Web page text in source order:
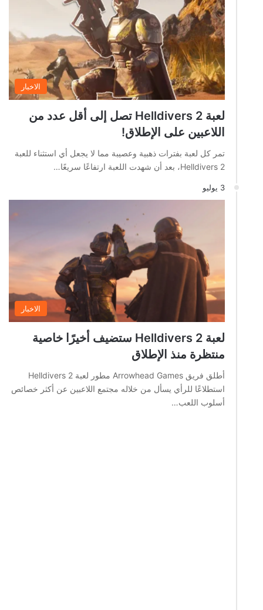
الاخبار
لعبة Helldivers 2 تصل إلى أقل عدد من
اللاعبين على الإطلاق!
تمر كل لعبة بفترات ذهبية وعصيبة مما لا يجعل أي استثناء للعبة
Helldivers 2، بعد أن شهدت اللعبة ارتفاعًا سريعًا…
3 يوليو
الاخبار
لعبة Helldivers 2 ستضيف أخيرًا خاصية
منتظرة منذ الإطلاق
أطلق فريق Arrowhead Games مطور لعبة Helldivers 2
استطلاعًا للرأي يسأل من خلاله مجتمع اللاعبين عن أكثر خصائص
أسلوب اللعب…